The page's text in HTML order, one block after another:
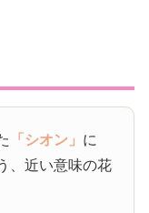
「シオン」 に
、近い意味の花